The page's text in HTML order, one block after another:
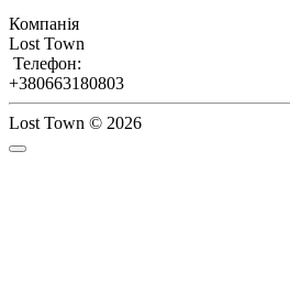
Компанія
Lost Town
Телефон:
+380663180803
Lost Town © 2026